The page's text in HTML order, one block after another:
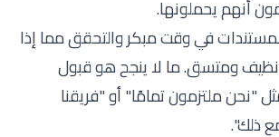
أنهم يحملونها.
في وقت مبكر والتحقق مما إذا
ومتسق. ما لا ينجح هو قبول
"نحن ملتزمون تمامًا" أو "فريقنا
ذلك".